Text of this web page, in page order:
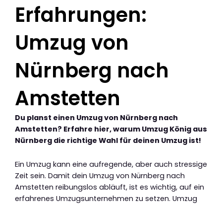
Erfahrungen:
Umzug von
Nürnberg nach
Amstetten
Du planst einen Umzug von Nürnberg nach
Amstetten? Erfahre hier, warum Umzug König aus
Nürnberg die richtige Wahl für deinen Umzug ist!
Ein Umzug kann eine aufregende, aber auch stressige
Zeit sein. Damit dein Umzug von Nürnberg nach
Amstetten reibungslos abläuft, ist es wichtig, auf ein
erfahrenes Umzugsunternehmen zu setzen. Umzug